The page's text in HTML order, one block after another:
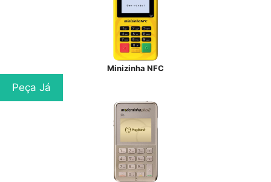
Minizinha NFC
Peça Já